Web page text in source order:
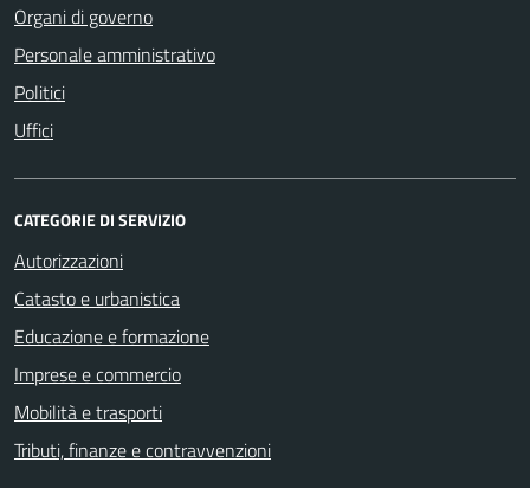
Organi di governo
Personale amministrativo
Politici
Uffici
CATEGORIE DI SERVIZIO
Autorizzazioni
Catasto e urbanistica
Educazione e formazione
Imprese e commercio
Mobilità e trasporti
Tributi, finanze e contravvenzioni